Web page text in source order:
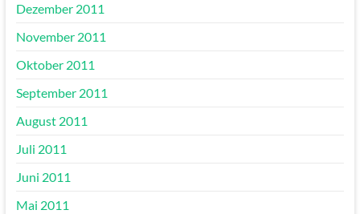
Dezember 2011
November 2011
Oktober 2011
September 2011
August 2011
Juli 2011
Juni 2011
Mai 2011